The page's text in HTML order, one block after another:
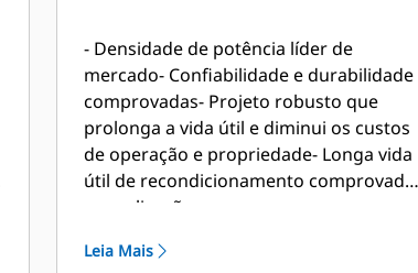
- Densidade de potência líder de
mercado- Confiabilidade e durabilidade
comprovadas- Projeto robusto que
prolonga a vida útil e diminui os custos
de operação e propriedade- Longa vida
útil de recondicionamento comprovada
em aplicações para campos
do motor projetados para
Leia Mais